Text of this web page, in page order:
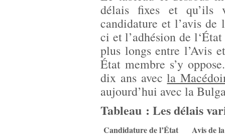
délais fixes et qu’ils
candidature et l’avis de
ci et l’adhésion de
plus longs entre l’Avis
État membre s’y
dix ans avecla
aujourd’hui avec la
Tableau : Les délais
Candidature de l’État Avis de